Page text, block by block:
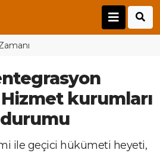
kurumları
ile geçici hükümeti heyeti,